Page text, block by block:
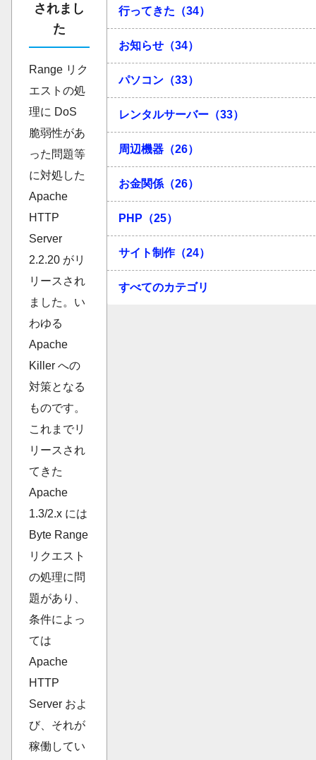
されまし
た
Range リク
エストの処
理に DoS
脆弱性があ
った問題等
に対処した
Apache
HTTP
Server
2.2.20 がリ
リースされ
ました。い
わゆる
Apache
Killer への
対策となる
ものです。
これまでリ
リースされ
てきた
Apache
1.3/2.x には
Byte Range
リクエスト
の処理に問
題があり、
条件によっ
ては
Apache
HTTP
Server およ
び、それが
稼働してい
行ってきた（34）
お知らせ（34）
パソコン（33）
レンタルサーバー（33）
周辺機器（26）
お金関係（26）
PHP（25）
サイト制作（24）
すべてのカテゴリ